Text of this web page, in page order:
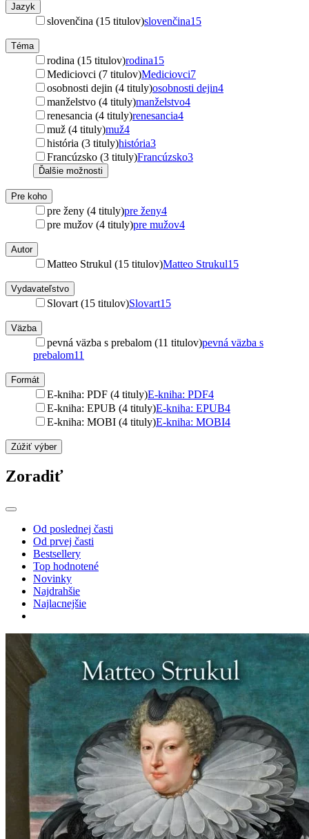
Jazyk
slovenčina (15 titulov)slovenčina15
Téma
rodina (15 titulov)rodina15
Mediciovci (7 titulov)Mediciovci7
osobnosti dejin (4 tituly)osobnosti dejin4
manželstvo (4 tituly)manželstvo4
renesancia (4 tituly)renesancia4
muž (4 tituly)muž4
história (3 tituly)história3
Francúzsko (3 tituly)Francúzsko3
Ďalšie možnosti
Pre koho
pre ženy (4 tituly)pre ženy4
pre mužov (4 tituly)pre mužov4
Autor
Matteo Strukul (15 titulov)Matteo Strukul15
Vydavateľstvo
Slovart (15 titulov)Slovart15
Väzba
pevná väzba s prebalom (11 titulov)pevná väzba s
prebalom11
Formát
E-kniha: PDF (4 tituly)E-kniha: PDF4
E-kniha: EPUB (4 tituly)E-kniha: EPUB4
E-kniha: MOBI (4 tituly)E-kniha: MOBI4
Zúžiť výber
Zoradiť
Od poslednej časti
Od prvej časti
Bestsellery
Top hodnotené
Novinky
Najdrahšie
Najlacnejšie